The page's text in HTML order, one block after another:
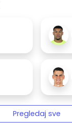
Pregledaj sve